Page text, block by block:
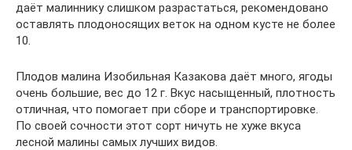
даёт малиннику слишком разрастаться, рекомендовано
оставлять плодоносящих веток на одном кусте не более
10.
Плодов малина Изобильная Казакова даёт много, ягоды
очень большие, вес до 12 г. Вкус насыщенный, плотность
отличная, что помогает при сборе и транспортировке.
По своей сочности этот сорт ничуть не хуже вкуса
лесной малины самых лучших видов.